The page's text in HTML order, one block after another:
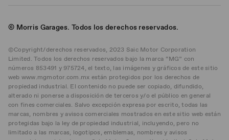
© Morris Garages. Todos los derechos reservados.
©Copyright/derechos reservados, 2023 Saic Motor Corporation
Limited. Todos los derechos reservados bajo la marca “MG” con
números 853491 y 975724, el texto, las imágenes y gráficos de este sitio
web www.mgmotor.com.mx están protegidos por los derechos de
propiedad industrial. El contenido no puede ser copiado, difundido,
alterado ni ponerse a disposición de terceros y/o el público en general
con fines comerciales. Salvo excepción expresa por escrito, todas las
marcas, nombres y avisos comerciales mostrados en este sitio web están
protegidas bajo la ley de propiedad industrial, incluyendo, pero no
limitado a las marcas, logotipos, emblemas, nombres y avisos